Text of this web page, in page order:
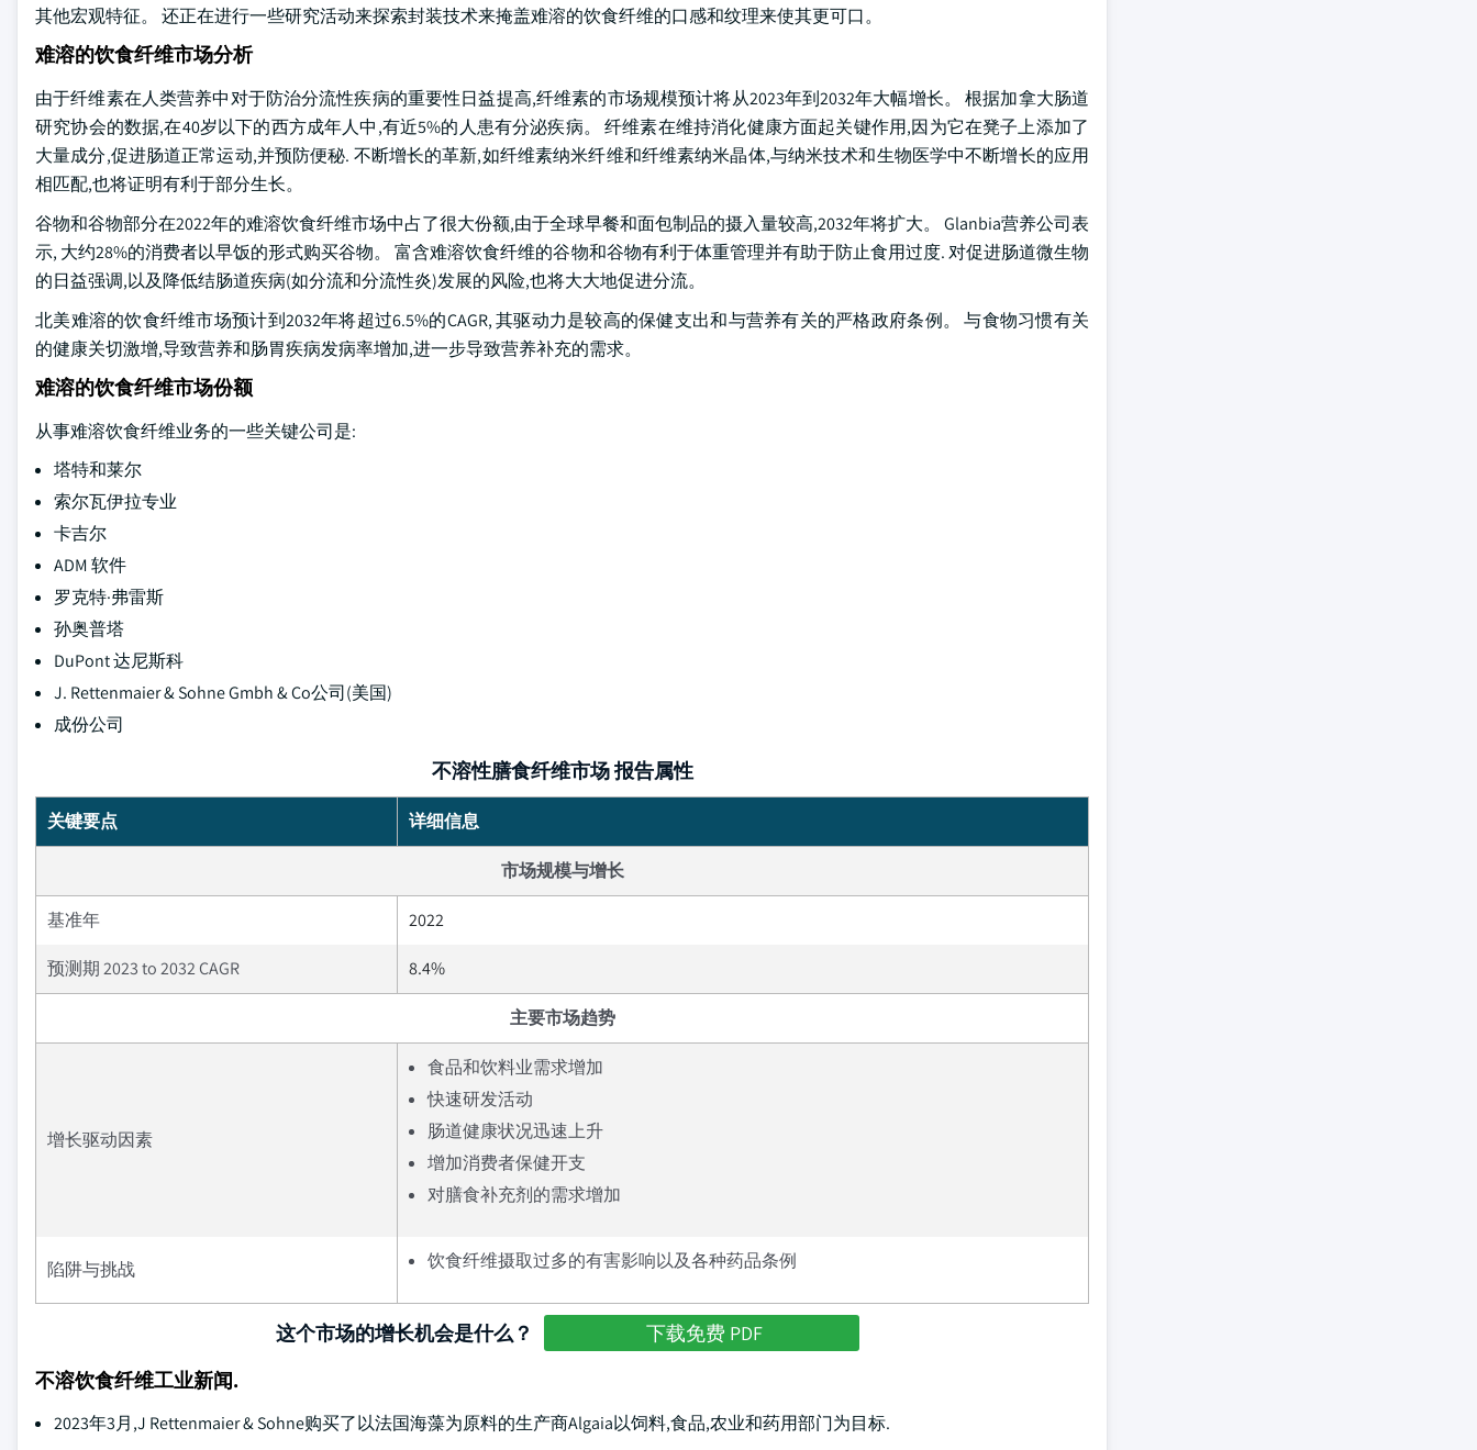
其他宏观特征。 还正在进行一些研究活动来探索封装技术来掩盖难溶的饮食纤维的口感和纹理来使其更可口。
难溶的饮食纤维市场分析
由于纤维素在人类营养中对于防治分流性疾病的重要性日益提高,纤维素的市场规模预计将从2023年到2032年大幅增长。 根据加拿大肠道
研究协会的数据,在40岁以下的西方成年人中,有近5%的人患有分泌疾病。 纤维素在维持消化健康方面起关键作用,因为它在凳子上添加了
大量成分,促进肠道正常运动,并预防便秘. 不断增长的革新,如纤维素纳米纤维和纤维素纳米晶体,与纳米技术和生物医学中不断增长的应用
相匹配,也将证明有利于部分生长。
谷物和谷物部分在2022年的难溶饮食纤维市场中占了很大份额,由于全球早餐和面包制品的摄入量较高,2032年将扩大。 Glanbia营养公司表
示, 大约28%的消费者以早饭的形式购买谷物。 富含难溶饮食纤维的谷物和谷物有利于体重管理并有助于防止食用过度. 对促进肠道微生物
的日益强调,以及降低结肠道疾病(如分流和分流性炎)发展的风险,也将大大地促进分流。
北美难溶的饮食纤维市场预计到2032年将超过6.5%的CAGR, 其驱动力是较高的保健支出和与营养有关的严格政府条例。 与食物习惯有关
的健康关切激增,导致营养和肠胃疾病发病率增加,进一步导致营养补充的需求。
难溶的饮食纤维市场份额
从事难溶饮食纤维业务的一些关键公司是:
塔特和莱尔
索尔瓦伊拉专业
卡吉尔
ADM 软件
罗克特·弗雷斯
孙奥普塔
DuPont 达尼斯科
J. Rettenmaier & Sohne Gmbh & Co公司(美国)
成份公司
不溶性膳食纤维市场 报告属性
关键要点 详细信息
市场规模与增长
基准年 2022
预测期 2023 to 2032 CAGR 8.4%
主要市场趋势
增长驱动因素
食品和饮料业需求增加
快速研发活动
肠道健康状况迅速上升
增加消费者保健开支
对膳食补充剂的需求增加
陷阱与挑战 饮食纤维摄取过多的有害影响以及各种药品条例
这个市场的增长机会是什么？
下载免费 PDF
不溶饮食纤维工业新闻.
2023年3月,J Rettenmaier & Sohne购买了以法国海藻为原料的生产商Algaia以饲料,食品,农业和药用部门为目标.